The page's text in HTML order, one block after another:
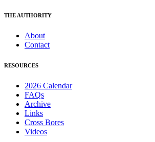
THE AUTHORITY
About
Contact
RESOURCES
2026 Calendar
FAQs
Archive
Links
Cross Bores
Videos